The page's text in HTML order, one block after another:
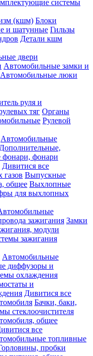
системы
(кшм) Блоки
и шатунные Гильзы
Детали кшм
двери
Автомобильные замки и
Автомобильные люки
руля и
тяг Органы
Рулевой
Автомобильные
Дополнительные,
фонари, фонари
Дивитися все
газов Выпускные
общее Выхлопные
для выхлопных
зажигания Замки
модули
зажигания
Автомобильные
диффузоры и
охлаждения
и
Дивитися все
Бачки, баки,
стеклоочистителя
общее
все
топливные
пробки